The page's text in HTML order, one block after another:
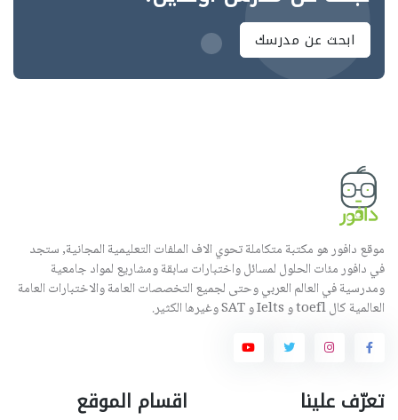
ابحث عن مدرسك
موقع دافور هو مكتبة متكاملة تحوي الاف الملفات التعليمية المجانية, ستجد
في دافور مئات الحلول لمسائل واختبارات سابقة ومشاريع لمواد جامعية
ومدرسية في العالم العربي وحتى لجميع التخصصات العامة والاختبارات العامة
العالمية كال toefl و Ielts و SAT وغيرها الكثير.
تعرّف علينا اقسام الموقع